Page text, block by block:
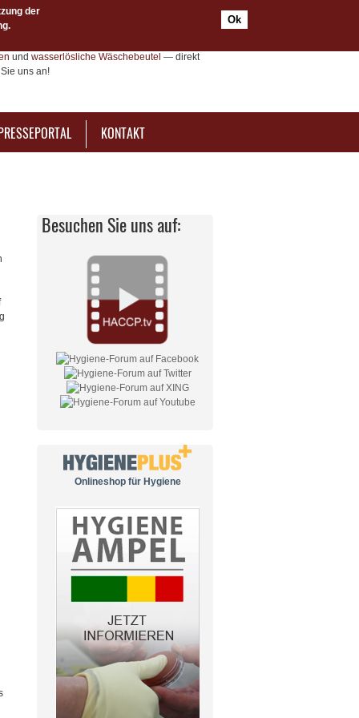
der
Ok
KONTAKT
Dienstleistungen, Zertifizierungen und
und wasserlösliche Wäschebeutel — direkt
uns an!
Besuchen Sie uns auf:
Onlineshop für Hygiene